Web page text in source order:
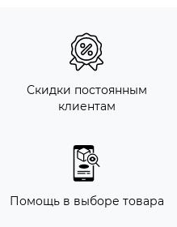
Скидки постоянным
клиентам
Помощь в выборе товара